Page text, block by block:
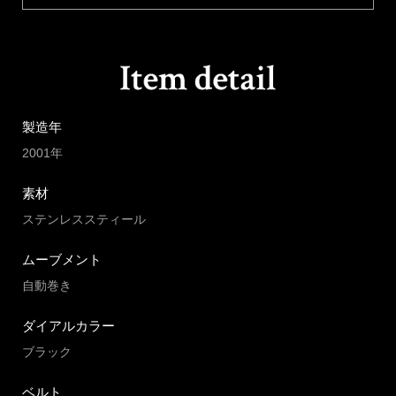
製造年
2001年
素材
ステンレススティール
ムーブメント
自動巻き
ダイアルカラー
ブラック
ベルト